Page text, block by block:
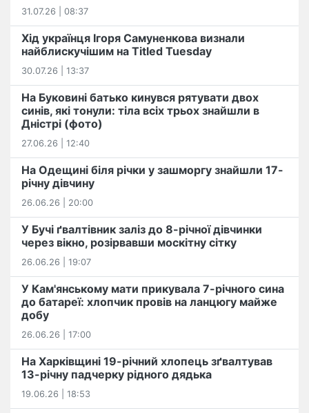
31.07.26 | 08:37
Хід українця Ігоря Самуненкова визнали
найблискучішим на Titled Tuesday
30.07.26 | 13:37
На Буковині батько кинувся рятувати двох
синів, які тонули: тіла всіх трьох знайшли в
Дністрі (фото)
27.06.26 | 12:40
На Одещині біля річки у зашморгу знайшли 17-
річну дівчину
26.06.26 | 20:00
У Бучі ґвалтівник заліз до 8-річної дівчинки
через вікно, розірвавши москітну сітку
26.06.26 | 19:07
У Кам'янському мати прикувала 7-річного сина
до батареї: хлопчик провів на ланцюгу майже
добу
26.06.26 | 17:00
На Харківщині 19-річний хлопець​ ️зґвалтував
13-річну падчерку рідного дядька
19.06.26 | 18:53